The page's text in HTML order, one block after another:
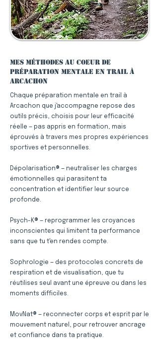
Mes méthodes au coeur de
préparation mentale en trail à
Arcachon
Chaque préparation mentale en trail à
Arcachon que j'accompagne repose des
outils précis, choisis pour leur efficacité
réelle — pas appris en formation, mais
éprouvés à travers mes propres expériences
sportives et personnelles.
Dépolarisation® — neutraliser les charges
émotionnelles qui parasitent ta
concentration et identifier leur source
profonde.
Psych-K® — reprogrammer les croyances
inconscientes qui limitent ta performance
sans que tu t'en rendes compte.
Sophrologie — des protocoles concrets de
respiration et de visualisation, que tu
réutilises seul avant une épreuve ou dans les
moments difficiles.
MovNat® — reconnecter corps et esprit par le
mouvement naturel, pour retrouver ancrage
et confiance dans ta pratique.